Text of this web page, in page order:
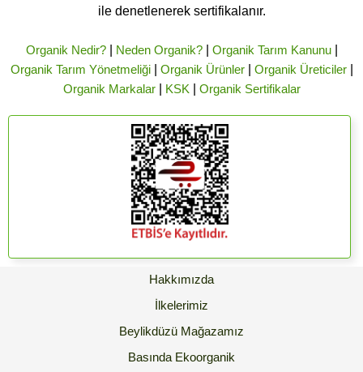
ile denetlenerek sertifikalanır.
Organik Nedir?| Neden Organik?| Organik Tarım Kanunu|
Organik Tarım Yönetmeliği| Organik Ürünler| Organik Üreticiler|
Organik Markalar| KSK Organik Sertifikalar
Hakkımızda
İlkelerimiz
Beylikdüzü Mağazamız
Basında Ekoorganik